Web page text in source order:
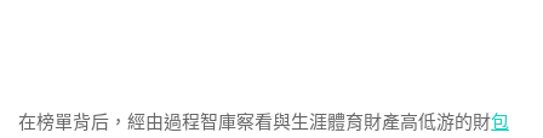
在榜單背后，經由過程智庫察看與生涯體育財產高低游的財包